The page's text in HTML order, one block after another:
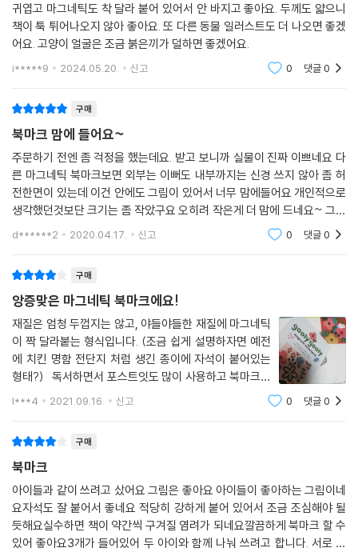
귀엽고 마그네틱도 착 달라 붙어 있어서 안 바지고 좋아요. 두께도 얇으니
책이 툭 튀어나오지 않아 좋아요. 또 다른 동물 일러스트도 더 나오면 좋겠
어요. 고양이 얼굴은 조금 붉은끼가 덜하면 좋겠어요.
i*****9 2024.05.20. 신고 0 댓글0
구매
북마크 맘에 들어요~
주문하기 전엔 좀 걱정을 했는데요. 받고 보니까 실물이 진짜 이쁘네요 다
른 마그네틱 북마크보면 외부는 이뻐도 내부까지는 신경 쓰지 않아 좀 허
전한면이 있는데 이건 안에도 그림이 있어서 너무 맘에들어요 개인적으로
생각했던것보단 크기는 좀 작았구요 오히려 작은게 더 맘에 드네요~ 그리
고 북마크 기능도 충실해서 책종이 손상도 없고 좋아요~ 단점이라면 재질
d******2 2020.04.17. 신고 0 댓글0
구매
앙증맞은 마그네틱 북마크에요!
재질은 엄청 두껍지는 않고, 야들야들한 재질에 마그네틱
이 짝 달라붙는 형식입니다. (조금 쉽게 설명하자면 예전
에 치킨 명함 전단지 처럼 생긴 종이에 자석이 붙어있는
형태?) 독서하면서 포스트잇도 많이 사용하고 북마크도
사용하는데... 앙증 맞고 예뻐보여 구매했는데 만족합니
l***4 2021.09.16. 신고 0 댓글0
구매
북마크
아이들과 같이 쓰려고 샀어요 그림은 좋아요 아이들이 좋아하는 그림이네
요자석도 잘 붙어서 좋네요 적당히 강하게 붙어 있어서 조금 조심해야 될
듯해요실수하면 책이 약간씩 구겨질 염려가 되네요깔끔하게 북마크 할 수
있어 좋아요3개가 들어있어 두 아이와 함께 나눠 쓰려고 합니다. 서로 마